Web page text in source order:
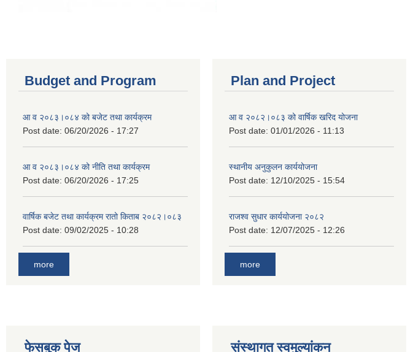
Budget and Program
आ व २०८३।०८४ को बजेट तथा कार्यक्रम
Post date: 06/20/2026 - 17:27
आ व २०८३।०८४ को नीति तथा कार्यक्रम
Post date: 06/20/2026 - 17:25
वार्षिक बजेट तथा कार्यक्रम रातो किताब २०८२।०८३
Post date: 09/02/2025 - 10:28
more
Plan and Project
आ व २०८२।०८३ को वार्षिक खरिद योजना
Post date: 01/01/2026 - 11:13
स्थानीय अनुकुलन कार्ययोजना
Post date: 12/10/2025 - 15:54
राजश्व सुधार कार्ययोजना २०८२
Post date: 12/07/2025 - 12:26
more
फेसबुक पेज संस्थागत स्वमुल्यांकन